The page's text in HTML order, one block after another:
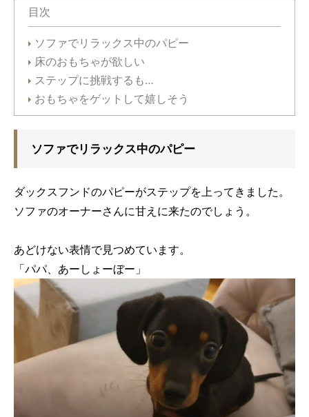
目次
ソファでリラックス中のパピー
床のおもちゃが欲しい
ステップに挑戦するも…
おもちゃをゲットして嬉しそう
ソファでリラックス中のパピー
ダックスフンドのパピーがステップを上ってきました。
ソファのオーナーさんに甘えに来たのでしょう。
あどけない表情で見つめています。
「パパ、あーしょーぼー」